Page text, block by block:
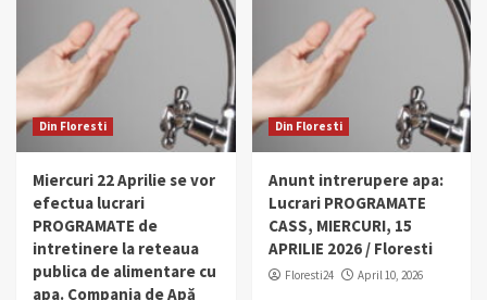
Din Floresti
Miercuri 22 Aprilie se vor
efectua lucrari
PROGRAMATE de
intretinere la reteaua
publica de alimentare cu
apa. Compania de Apă
Din Floresti
Anunt intrerupere apa:
Lucrari PROGRAMATE
CASS, MIERCURI, 15
APRILIE 2026 / Floresti
Floresti24 April 10, 2026